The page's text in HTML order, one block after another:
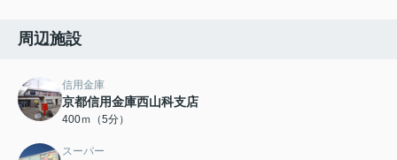
周辺施設
信用金庫
京都信用金庫西山科支店
400ｍ（5分）
スーパー